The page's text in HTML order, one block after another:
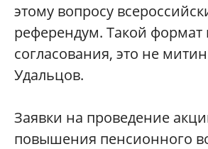
этому вопросу
референдум. Такой формат
согласования, это не
Удальцов.
Заявки на проведение
повышения пенсионного